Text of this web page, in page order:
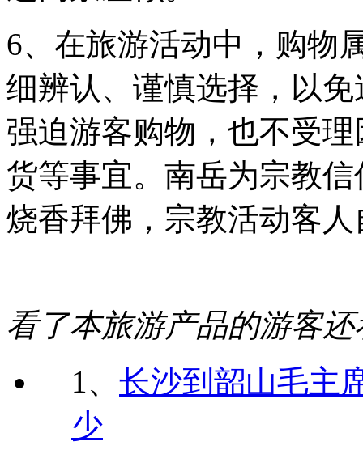
6、在旅游活动中，购物
细辨认、谨慎选择，以
强迫游客购物，也不受
货等事宜。南岳为宗教
烧香拜佛，宗教活动客
看了本旅游产品的游客还
1、 长沙到韶山毛主
少